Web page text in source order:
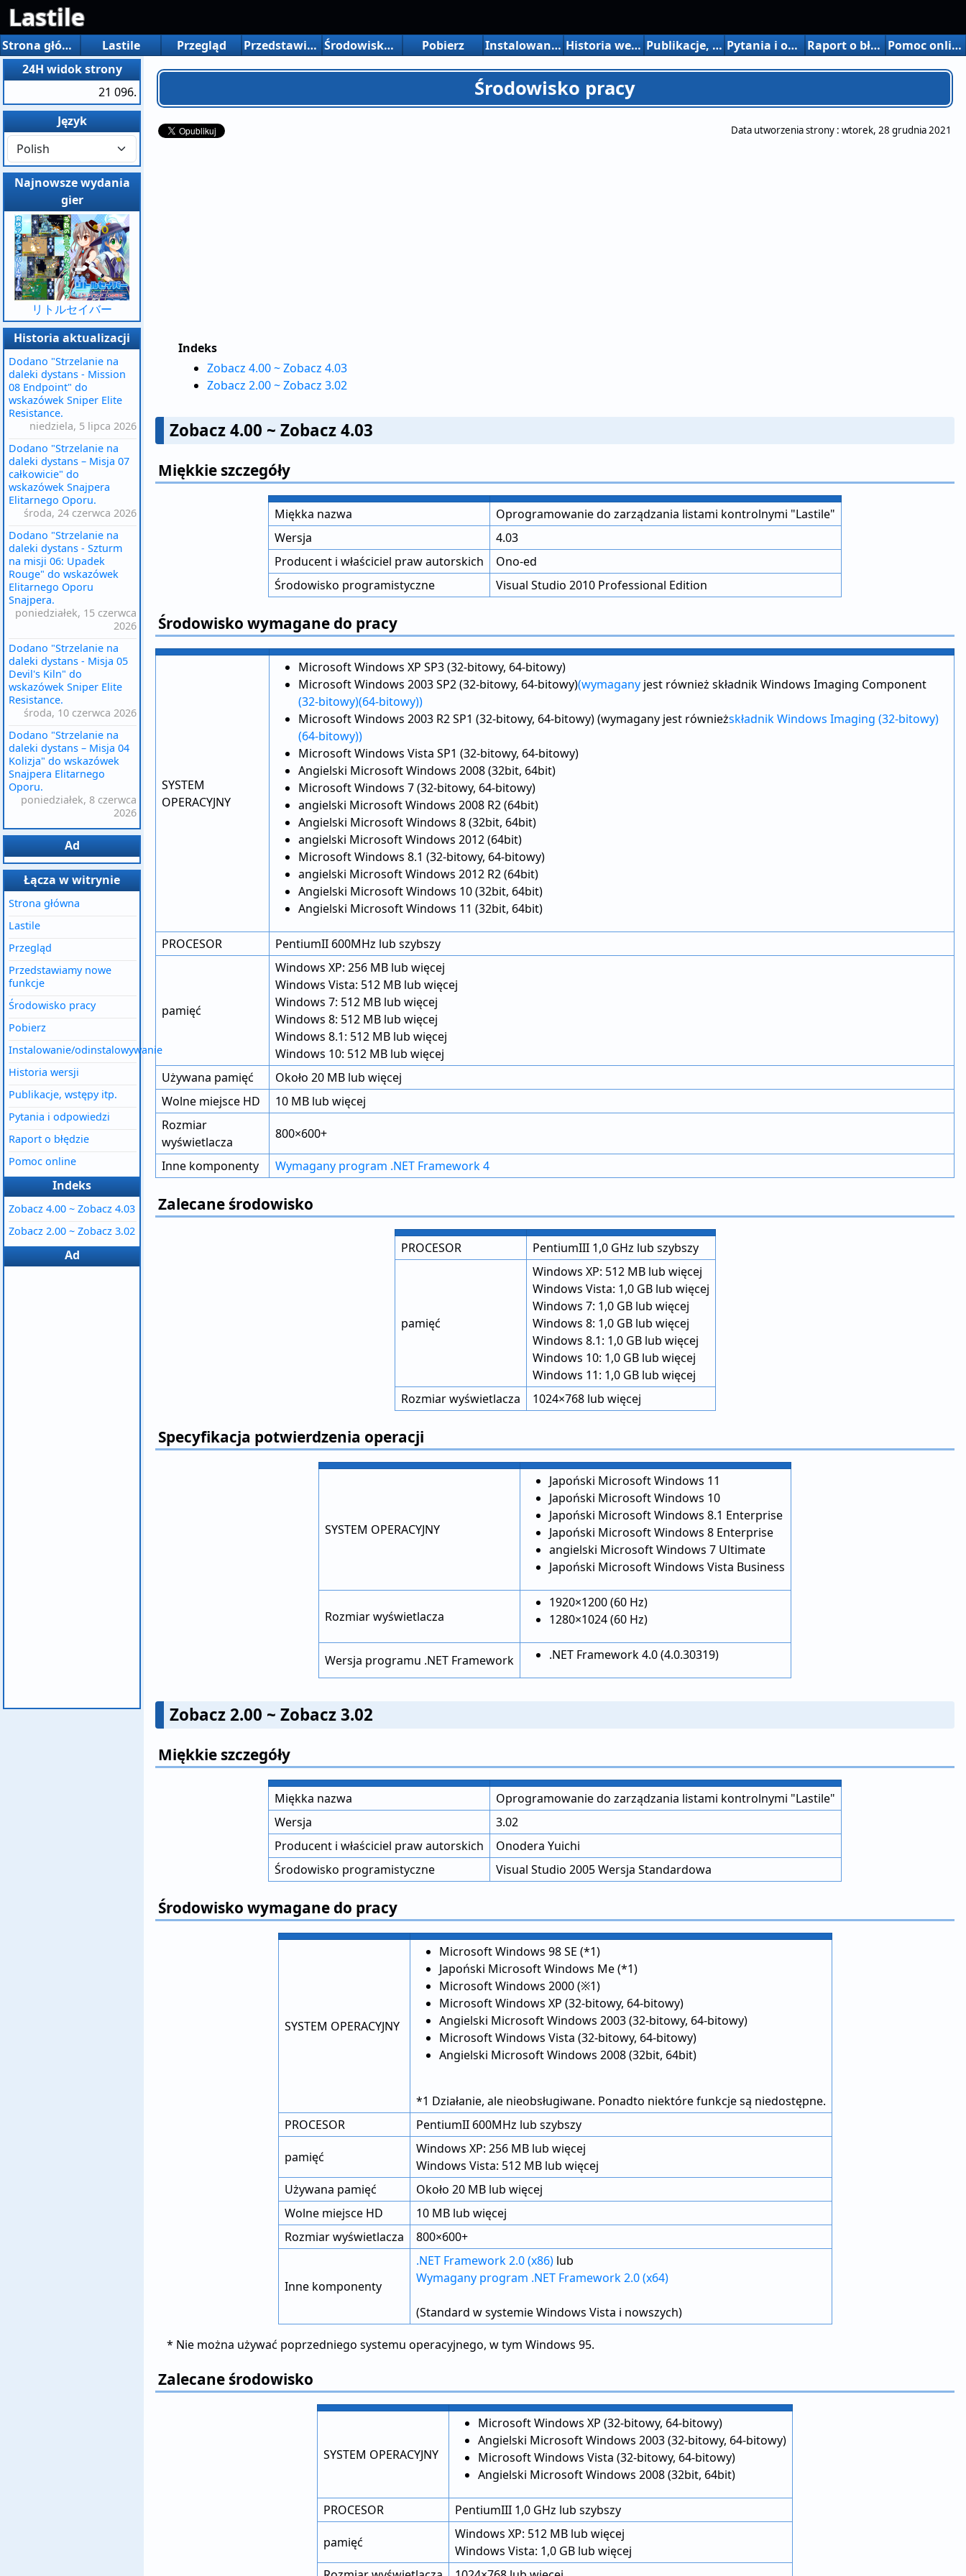
Lastile
Strona główna Lastile Przegląd Przedstawiamy nowe funkcje Środowisko pracy Pobierz Instalowanie/odinstalowywanie Historia wersji Publikacje, wstępy itp. Pytania i odpowiedzi Raport o błędzie Pomoc online
Środowisko pracy
Data utworzenia strony : wtorek, 28 grudnia 2021
Indeks
Zobacz 4.00 ~ Zobacz 4.03
Zobacz 2.00 ~ Zobacz 3.02
Zobacz 4.00 ~ Zobacz 4.03
Miękkie szczegóły
Miękka nazwa
Oprogramowanie do zarządzania listami kontrolnymi "Lastile"
Wersja
4.03
Producent i właściciel praw autorskich
Ono-ed
Środowisko programistyczne
Visual Studio 2010 Professional Edition
Środowisko wymagane do pracy
SYSTEM
OPERACYJNY
Microsoft Windows XP SP3 (32-bitowy, 64-bitowy)
Microsoft Windows 2003 SP2 (32-bitowy, 64-bitowy)(wymagany jest również składnik Windows Imaging Component
(32-bitowy)(64-bitowy))
Microsoft Windows 2003 R2 SP1 (32-bitowy, 64-bitowy) (wymagany jest równieżskładnik Windows Imaging (32-bitowy)
(64-bitowy))
Microsoft Windows Vista SP1 (32-bitowy, 64-bitowy)
Angielski Microsoft Windows 2008 (32bit, 64bit)
Microsoft Windows 7 (32-bitowy, 64-bitowy)
angielski Microsoft Windows 2008 R2 (64bit)
Angielski Microsoft Windows 8 (32bit, 64bit)
angielski Microsoft Windows 2012 (64bit)
Microsoft Windows 8.1 (32-bitowy, 64-bitowy)
angielski Microsoft Windows 2012 R2 (64bit)
Angielski Microsoft Windows 10 (32bit, 64bit)
Angielski Microsoft Windows 11 (32bit, 64bit)
PROCESOR PentiumII 600MHz lub szybszy
pamięć
Windows XP: 256 MB lub więcej
Windows Vista: 512 MB lub więcej
Windows 7: 512 MB lub więcej
Windows 8: 512 MB lub więcej
Windows 8.1: 512 MB lub więcej
Windows 10: 512 MB lub więcej
Używana pamięć
Około 20 MB lub więcej
Wolne miejsce HD
10 MB lub więcej
Rozmiar
wyświetlacza
800×600+
Inne komponenty Wymagany program .NET Framework 4
Zalecane środowisko
PROCESOR PentiumIII 1,0 GHz lub szybszy
pamięć
Windows XP: 512 MB lub więcej
Windows Vista: 1,0 GB lub więcej
Windows 7: 1,0 GB lub więcej
Windows 8: 1,0 GB lub więcej
Windows 8.1: 1,0 GB lub więcej
Windows 10: 1,0 GB lub więcej
Windows 11: 1,0 GB lub więcej
Rozmiar wyświetlacza
1024×768 lub więcej
Specyfikacja potwierdzenia operacji
SYSTEM OPERACYJNY
Japoński Microsoft Windows 11
Japoński Microsoft Windows 10
Japoński Microsoft Windows 8.1 Enterprise
Japoński Microsoft Windows 8 Enterprise
angielski Microsoft Windows 7 Ultimate
Japoński Microsoft Windows Vista Business
Rozmiar wyświetlacza
1920×1200 (60 Hz)
1280×1024 (60 Hz)
Wersja programu .NET Framework .NET Framework 4.0 (4.0.30319)
Zobacz 2.00 ~ Zobacz 3.02
Miękkie szczegóły
Miękka nazwa
Oprogramowanie do zarządzania listami kontrolnymi "Lastile"
Wersja
3.02
Producent i właściciel praw autorskich
Onodera Yuichi
Środowisko programistyczne
Visual Studio 2005 Wersja Standardowa
Środowisko wymagane do pracy
SYSTEM OPERACYJNY
Microsoft Windows 98 SE (*1)
Japoński Microsoft Windows Me (*1)
Microsoft Windows 2000 (※1)
Microsoft Windows XP (32-bitowy, 64-bitowy)
Angielski Microsoft Windows 2003 (32-bitowy, 64-bitowy)
Microsoft Windows Vista (32-bitowy, 64-bitowy)
Angielski Microsoft Windows 2008 (32bit, 64bit)
*1 Działanie, ale nieobsługiwane. Ponadto niektóre funkcje są niedostępne.
PROCESOR
PentiumII 600MHz lub szybszy
pamięć
Windows XP: 256 MB lub więcej
Windows Vista: 512 MB lub więcej
Używana pamięć
Około 20 MB lub więcej
Wolne miejsce HD
10 MB lub więcej
Rozmiar wyświetlacza
800×600+
Inne komponenty
.NET Framework 2.0 (x86)lub
Wymagany program .NET Framework 2.0 (x64)
(Standard w systemie Windows Vista i nowszych)
* Nie można używać poprzedniego systemu operacyjnego, w tym Windows 95.
Zalecane środowisko
SYSTEM OPERACYJNY
Microsoft Windows XP (32-bitowy, 64-bitowy)
Angielski Microsoft Windows 2003 (32-bitowy, 64-bitowy)
Microsoft Windows Vista (32-bitowy, 64-bitowy)
Angielski Microsoft Windows 2008 (32bit, 64bit)
PROCESOR PentiumIII 1,0 GHz lub szybszy
pamięć
Windows XP: 512 MB lub więcej
Windows Vista: 1,0 GB lub więcej
24H widok strony
21 096.
Język
Najnowsze wydania
gier
リトルセイバー
Historia aktualizacji
Dodano "Strzelanie na
daleki dystans - Mission
08 Endpoint" do
wskazówek Sniper Elite
Resistance.
niedziela, 5 lipca 2026
Dodano "Strzelanie na
daleki dystans – Misja 07
całkowicie" do
wskazówek Snajpera
Elitarnego Oporu.
środa, 24 czerwca 2026
Dodano "Strzelanie na
daleki dystans - Szturm
na misji 06: Upadek
Rouge" do wskazówek
Elitarnego Oporu
Snajpera.
poniedziałek, 15 czerwca
2026
Dodano "Strzelanie na
daleki dystans - Misja 05
Devil's Kiln" do
wskazówek Sniper Elite
Resistance.
środa, 10 czerwca 2026
Dodano "Strzelanie na
daleki dystans – Misja 04
Kolizja" do wskazówek
Snajpera Elitarnego
Oporu.
poniedziałek, 8 czerwca
2026
Ad
Łącza w witrynie
Strona główna
Lastile
Przegląd
Przedstawiamy nowe
funkcje
Środowisko pracy
Pobierz
Instalowanie/odinstalowywanie
Historia wersji
Publikacje, wstępy itp.
Pytania i odpowiedzi
Raport o błędzie
Pomoc online
Indeks
Zobacz 4.00 ~ Zobacz 4.03
Zobacz 2.00 ~ Zobacz 3.02
Ad